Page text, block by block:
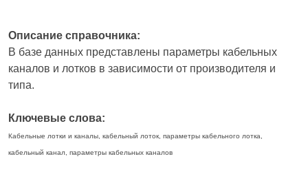
Описание справочника:
В базе данных представлены параметры кабельных
каналов и лотков в зависимости от производителя и
типа.
Ключевые слова:
Кабельные лотки и каналы, кабельный лоток, параметры кабельного лотка,
кабельный канал, параметры кабельных каналов